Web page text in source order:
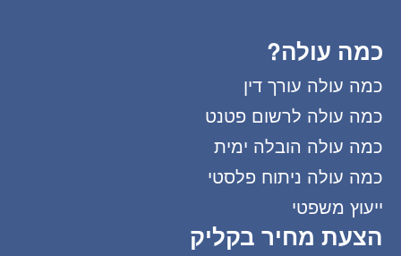
כמה עולה?
כמה עולה עורך דין
כמה עולה לרשום פטנט
כמה עולה הובלה ימית
כמה עולה ניתוח פלסטי
ייעוץ משפטי
הצעת מחיר בקליק